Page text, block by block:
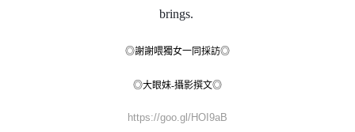
brings.
◎謝謝喂獨女一同採訪◎
◎大眼妹-攝影撰文◎
https://goo.gl/HOI9aB